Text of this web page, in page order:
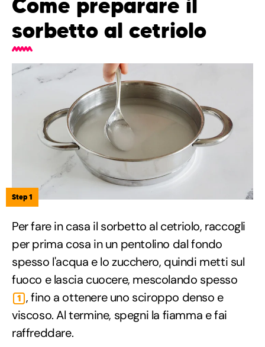
Come preparare il
sorbetto al cetriolo
Step 1
Per fare in casa il sorbetto al cetriolo, raccogli
per prima cosa in un pentolino dal fondo
spesso l'acqua e lo zucchero, quindi metti sul
fuoco e lascia cuocere, mescolando spesso
1 , fino a ottenere uno sciroppo denso e
viscoso. Al termine, spegni la fiamma e fai
raffreddare.